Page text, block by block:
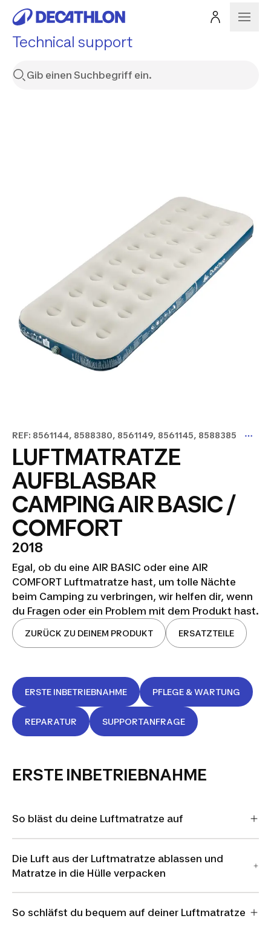
Technical support
REF: 8561144, 8588380, 8561149, 8561145, 8588385
LUFTMATRATZE
AUFBLASBAR
CAMPING AIR BASIC /
COMFORT
2018
Egal, ob du eine AIR BASIC oder eine AIR
COMFORT Luftmatratze hast, um tolle Nächte
beim Camping zu verbringen, wir helfen dir, wenn
du Fragen oder ein Problem mit dem Produkt hast.
ZURÜCK ZU DEINEM PRODUKT ERSATZTEILE
ERSTE INBETRIEBNAHME PFLEGE & WARTUNG
REPARATUR SUPPORTANFRAGE
ERSTE INBETRIEBNAHME
So bläst du deine Luftmatratze auf
Die Luft aus der Luftmatratze ablassen und
Matratze in die Hülle verpacken
So schläfst du bequem auf deiner Luftmatratze